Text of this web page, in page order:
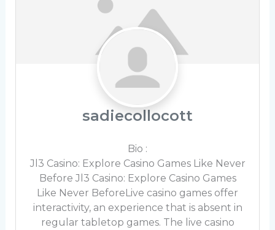
sadiecollocott
Bio :
Jl3 Casino: Explore Casino Games Like Never
Before Jl3 Casino: Explore Casino Games
Like Never BeforeLive casino games offer
interactivity, an experience that is absent in
regular tabletop games. The live casino